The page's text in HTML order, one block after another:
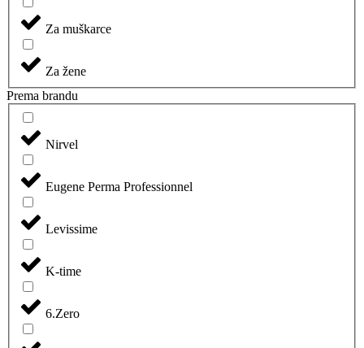
Za muškarce
Za žene
Prema brandu
Nirvel
Eugene Perma Professionnel
Levissime
K-time
6.Zero